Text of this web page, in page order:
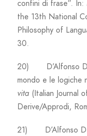
confini di frase”. In:
the 13th National
Philosophy of
30.
20) D’Alfonso D.
mondo e le logiche
vita (Italian Journal
Derive/Approdi,
21) D’Alfonso D.